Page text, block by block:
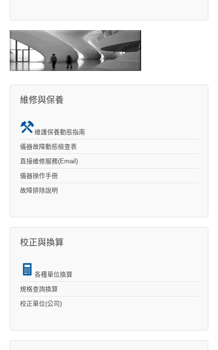
維修與保養
維護保養動態指南
儀器故障動態檢查表
直接維修服務(Email)
儀器操作手冊
故障排除說明
校正與換算
各種單位換算
規格查詢換算
校正單位(公司)